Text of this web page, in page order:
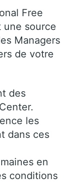
Free
une source
Managers
de votre
des
les
dans ces
en
conditions